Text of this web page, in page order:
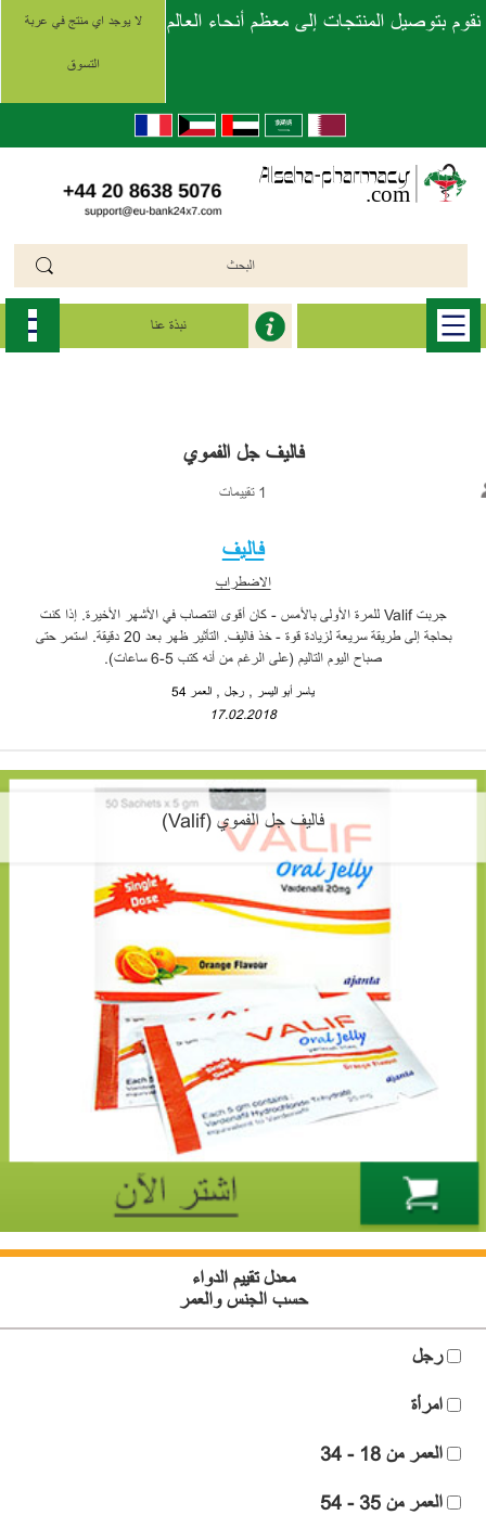
لا يوجد اي منتج في عربة
التسوق
نقوم بتوصيل المنتجات إلى معظم أنحاء العالم
نبذة عنا
فاليف جل الفموي
1 تقييمات
فاليف
الاضطراب
جربت Valif للمرة الأولى بالأمس - كان أقوى انتصاب في الأشهر الأخيرة. إذا كنت
بحاجة إلى طريقة سريعة لزيادة قوة - خذ فاليف. التأثير ظهر بعد 20 دقيقة. استمر حتى
صباح اليوم التاليم (على الرغم من أنه كتب 5-6 ساعات).
ياسر أبو اليسر رجل
العمر 54
17.02.2018
فاليف جل الفموي (Valif)
معدل تقييم الدواء
حسب الجنس والعمر
رجل
امرأة
العمر من 18 - 34
العمر من 35 - 54